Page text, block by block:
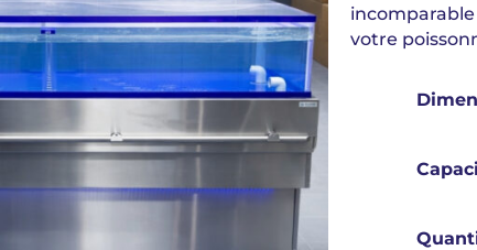
votre